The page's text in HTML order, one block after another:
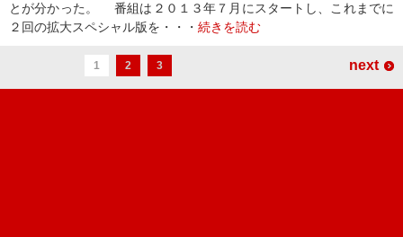
とが分かった。 番組は２０１３年７月にスタートし、これまでに
２回の拡大スペシャル版を・・・ 続きを読む
1 2 3 next